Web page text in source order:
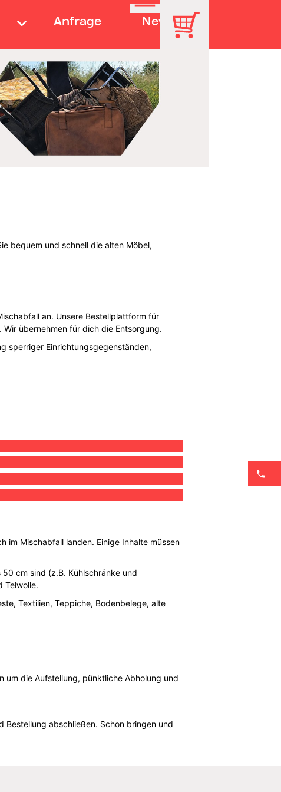
Anfrage News
bequem und schnell die alten Möbel,
an. Unsere Bestellplattform für
übernehmen für dich die Entsorgung.
sperriger Einrichtungsgegenständen,
im Mischabfall landen. Einige Inhalte müssen
cm sind (z.B. Kühlschränke und
Telwolle.
Textilien, Teppiche, Bodenbelege, alte
um die Aufstellung, pünktliche Abholung und
Bestellung abschließen. Schon bringen und